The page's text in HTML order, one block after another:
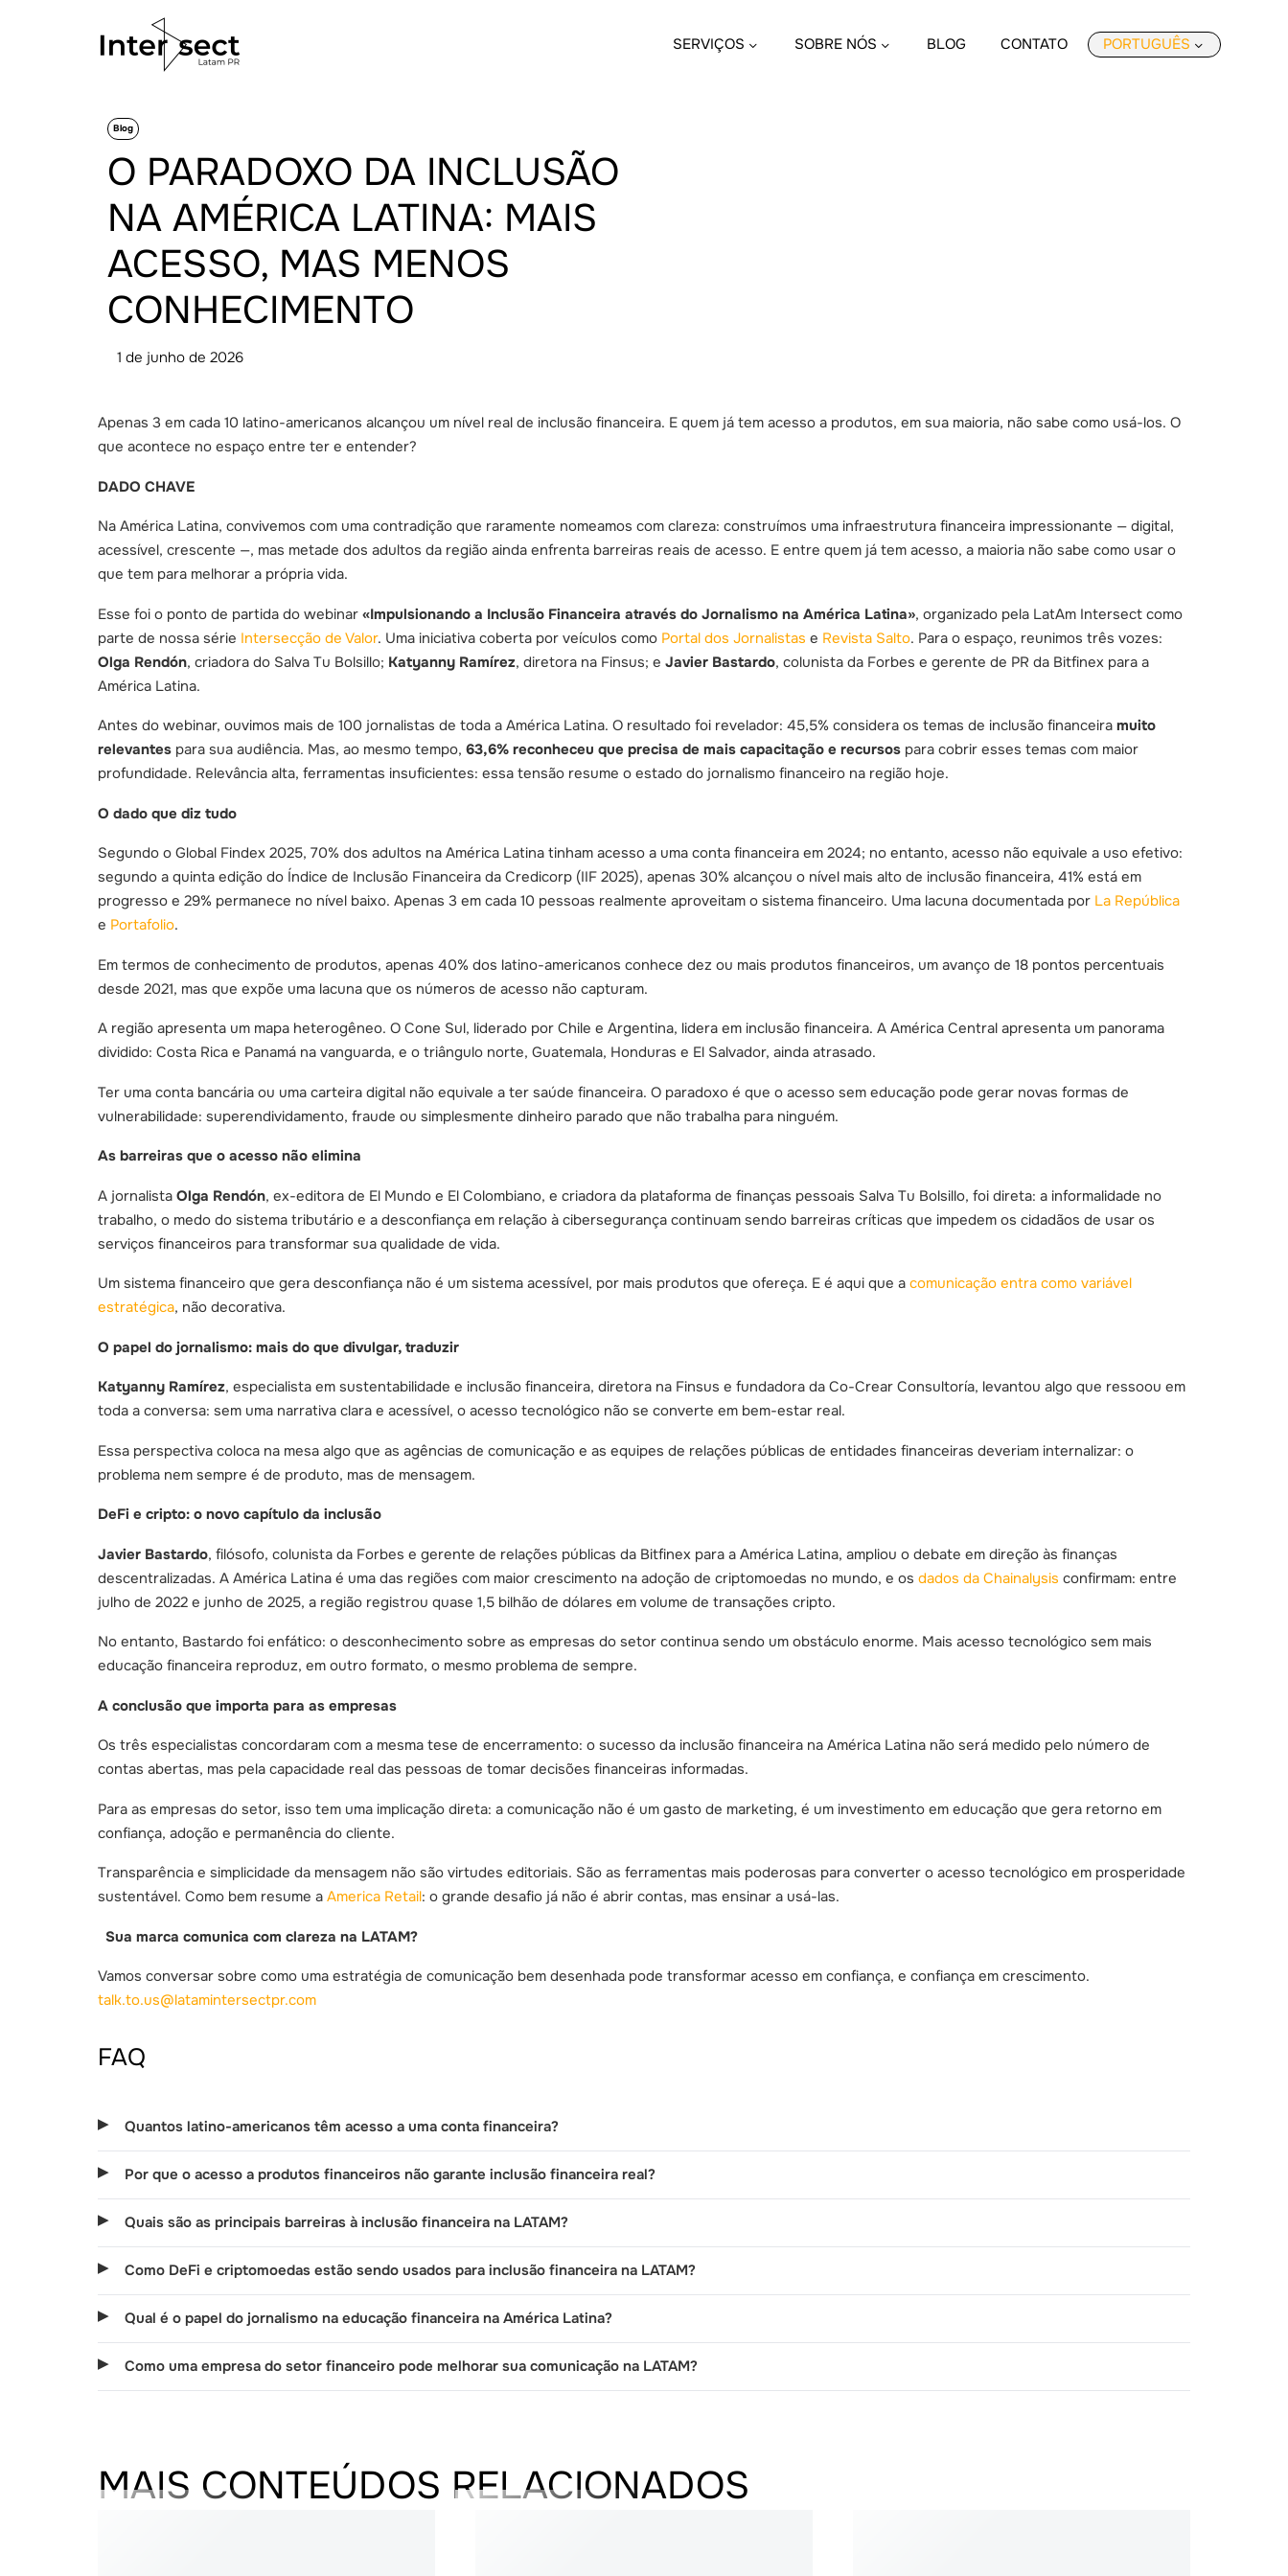
SERVIÇOS SOBRE NÓS BLOG CONTATO PORTUGUÊS
Blog
O PARADOXO DA INCLUSÃO
NA AMÉRICA LATINA: MAIS
ACESSO, MAS MENOS
CONHECIMENTO
1 de junho de 2026
Apenas 3 em cada 10 latino-americanos alcançou um nível real de inclusão financeira. E quem já tem acesso a produtos, em sua maioria, não sabe como usá-los. O
que acontece no espaço entre ter e entender?
DADO CHAVE
Na América Latina, convivemos com uma contradição que raramente nomeamos com clareza: construímos uma infraestrutura financeira impressionante — digital,
acessível, crescente —, mas metade dos adultos da região ainda enfrenta barreiras reais de acesso. E entre quem já tem acesso, a maioria não sabe como usar o
que tem para melhorar a própria vida.
Esse foi o ponto de partida do webinar «Impulsionando a Inclusão Financeira através do Jornalismo na América Latina», organizado pela LatAm Intersect como
parte de nossa série Intersecção de Valor. Uma iniciativa coberta por veículos como Portal dos Jornalistas e Revista Salto. Para o espaço, reunimos três vozes:
Olga Rendón, criadora do Salva Tu Bolsillo; Katyanny Ramírez, diretora na Finsus; e Javier Bastardo, colunista da Forbes e gerente de PR da Bitfinex para a
América Latina.
Antes do webinar, ouvimos mais de 100 jornalistas de toda a América Latina. O resultado foi revelador: 45,5% considera os temas de inclusão financeira muito
relevantes para sua audiência. Mas, ao mesmo tempo, 63,6% reconheceu que precisa de mais capacitação e recursos para cobrir esses temas com maior
profundidade. Relevância alta, ferramentas insuficientes: essa tensão resume o estado do jornalismo financeiro na região hoje.
O dado que diz tudo
Segundo o Global Findex 2025, 70% dos adultos na América Latina tinham acesso a uma conta financeira em 2024; no entanto, acesso não equivale a uso efetivo:
segundo a quinta edição do Índice de Inclusão Financeira da Credicorp (IIF 2025), apenas 30% alcançou o nível mais alto de inclusão financeira, 41% está em
progresso e 29% permanece no nível baixo. Apenas 3 em cada 10 pessoas realmente aproveitam o sistema financeiro. Uma lacuna documentada por La República
e Portafolio.
Em termos de conhecimento de produtos, apenas 40% dos latino-americanos conhece dez ou mais produtos financeiros, um avanço de 18 pontos percentuais
desde 2021, mas que expõe uma lacuna que os números de acesso não capturam.
A região apresenta um mapa heterogêneo. O Cone Sul, liderado por Chile e Argentina, lidera em inclusão financeira. A América Central apresenta um panorama
dividido: Costa Rica e Panamá na vanguarda, e o triângulo norte, Guatemala, Honduras e El Salvador, ainda atrasado.
Ter uma conta bancária ou uma carteira digital não equivale a ter saúde financeira. O paradoxo é que o acesso sem educação pode gerar novas formas de
vulnerabilidade: superendividamento, fraude ou simplesmente dinheiro parado que não trabalha para ninguém.
As barreiras que o acesso não elimina
A jornalista Olga Rendón, ex-editora de El Mundo e El Colombiano, e criadora da plataforma de finanças pessoais Salva Tu Bolsillo, foi direta: a informalidade no
trabalho, o medo do sistema tributário e a desconfiança em relação à cibersegurança continuam sendo barreiras críticas que impedem os cidadãos de usar os
serviços financeiros para transformar sua qualidade de vida.
Um sistema financeiro que gera desconfiança não é um sistema acessível, por mais produtos que ofereça. E é aqui que a comunicação entra como variável
estratégica, não decorativa.
O papel do jornalismo: mais do que divulgar, traduzir
Katyanny Ramírez, especialista em sustentabilidade e inclusão financeira, diretora na Finsus e fundadora da Co-Crear Consultoría, levantou algo que ressoou em
toda a conversa: sem uma narrativa clara e acessível, o acesso tecnológico não se converte em bem-estar real.
Essa perspectiva coloca na mesa algo que as agências de comunicação e as equipes de relações públicas de entidades financeiras deveriam internalizar: o
problema nem sempre é de produto, mas de mensagem.
DeFi e cripto: o novo capítulo da inclusão
Javier Bastardo, filósofo, colunista da Forbes e gerente de relações públicas da Bitfinex para a América Latina, ampliou o debate em direção às finanças
descentralizadas. A América Latina é uma das regiões com maior crescimento na adoção de criptomoedas no mundo, e os dados da Chainalysis confirmam: entre
julho de 2022 e junho de 2025, a região registrou quase 1,5 bilhão de dólares em volume de transações cripto.
No entanto, Bastardo foi enfático: o desconhecimento sobre as empresas do setor continua sendo um obstáculo enorme. Mais acesso tecnológico sem mais
educação financeira reproduz, em outro formato, o mesmo problema de sempre.
A conclusão que importa para as empresas
Os três especialistas concordaram com a mesma tese de encerramento: o sucesso da inclusão financeira na América Latina não será medido pelo número de
contas abertas, mas pela capacidade real das pessoas de tomar decisões financeiras informadas.
Para as empresas do setor, isso tem uma implicação direta: a comunicação não é um gasto de marketing, é um investimento em educação que gera retorno em
confiança, adoção e permanência do cliente.
Transparência e simplicidade da mensagem não são virtudes editoriais. São as ferramentas mais poderosas para converter o acesso tecnológico em prosperidade
sustentável. Como bem resume a America Retail: o grande desafio já não é abrir contas, mas ensinar a usá-las.
Sua marca comunica com clareza na LATAM?
Vamos conversar sobre como uma estratégia de comunicação bem desenhada pode transformar acesso em confiança, e confiança em crescimento.
talk.to.us@latamintersectpr.com
FAQ
Quantos latino-americanos têm acesso a uma conta financeira?
Por que o acesso a produtos financeiros não garante inclusão financeira real?
Quais são as principais barreiras à inclusão financeira na LATAM?
Como DeFi e criptomoedas estão sendo usados para inclusão financeira na LATAM?
Qual é o papel do jornalismo na educação financeira na América Latina?
Como uma empresa do setor financeiro pode melhorar sua comunicação na LATAM?
MAIS CONTEÚDOS RELACIONADOS